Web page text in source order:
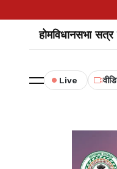
होमविधानसभा
Live